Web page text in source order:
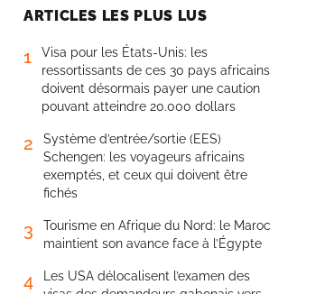
ARTICLES LES PLUS LUS
1
Visa pour les États-Unis: les
ressortissants de ces 30 pays africains
doivent désormais payer une caution
pouvant atteindre 20.000 dollars
2
Système d’entrée/sortie (EES)
Schengen: les voyageurs africains
exemptés, et ceux qui doivent être
fichés
3
Tourisme en Afrique du Nord: le Maroc
maintient son avance face à l’Égypte
4
Les USA délocalisent l’examen des